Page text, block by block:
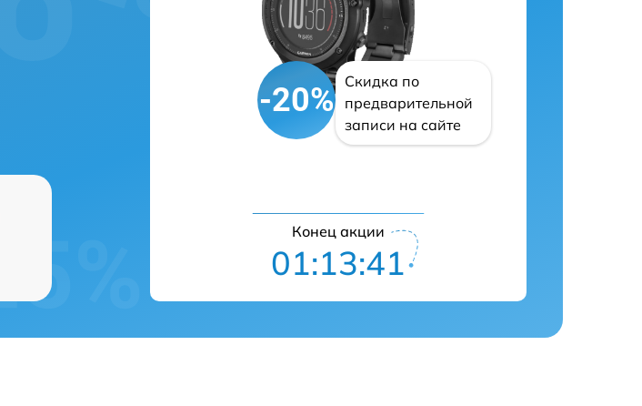
-20%
Скидка по
предварительной
записи на сайте
Конец акции
01:13:40